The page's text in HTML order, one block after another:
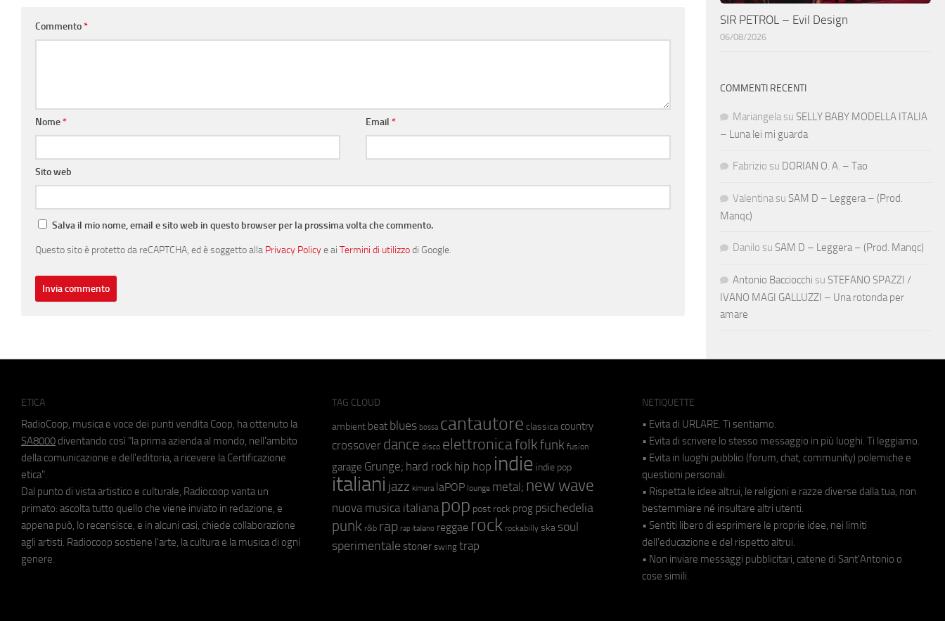
Commento*
Nome* Email*
Sito web
Salva il mio nome, email e sito web in questo browser per la prossima volta che commento.
Questo sito è protetto da reCAPTCHA, ed è soggetto alla Privacy Policye ai Termini di utilizzodi Google.
SIR PETROL – Evil Design
06/08/2026
COMMENTI RECENTI
Mariangela su SELLY BABY MODELLA ITALIA
– Luna lei mi guarda
Fabrizio su DORIAN O. A. – Tao
Valentina su SAM D – Leggera – (Prod.
Manqc)
Danilo su SAM D – Leggera – (Prod. Manqc)
Antonio Bacciocchi su STEFANO SPAZZI /
IVANO MAGI GALLUZZI – Una rotonda per
amare
ETICA
RadioCoop, musica e voce dei punti vendita Coop, ha ottenuto la
SA8000 diventando così "la prima azienda al mondo, nell'ambito
della comunicazione e dell'editoria, a ricevere la Certificazione
etica".
Dal punto di vista artistico e culturale, Radiocoop vanta un
primato: ascolta tutto quello che viene inviato in redazione, e
appena può, lo recensisce, e in alcuni casi, chiede collaborazione
agli artisti. Radiocoop sostiene l'arte, la cultura e la musica di ogni
genere.
TAG CLOUD
ambient beat blues bossa cantautore classica country
crossover dance disco elettronicafolkfunk fusion
garage Grunge; hard rock hip hop indie indie pop
italiani jazz kimura laPOP lounge metal; new wave
nuova musica italiana pop post rock prog psichedelia
punk r&b rap rap italiano reggae rock rockabilly ska soul
sperimentale stoner swing trap
NETIQUETTE
• Evita di URLARE. Ti sentiamo.
• Evita di scrivere lo stesso messaggio in più luoghi. Ti leggiamo.
• Evita in luoghi pubblici (forum, chat, community) polemiche e
questioni personali.
• Rispetta le idee altrui, le religioni e razze diverse dalla tua, non
bestemmiare né insultare altri utenti.
• Sentiti libero di esprimere le proprie idee, nei limiti
dell'educazione e del rispetto altrui.
• Non inviare messaggi pubblicitari, catene di Sant'Antonio o
cose simili.